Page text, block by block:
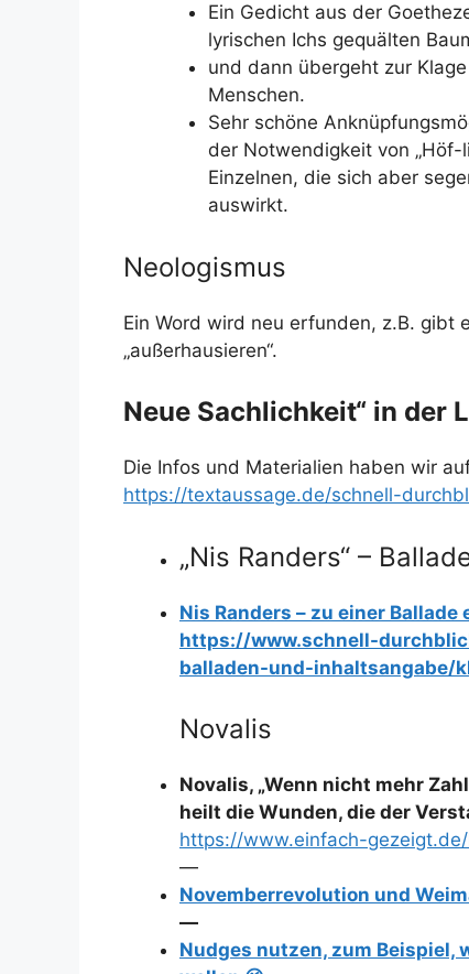
Ein Gedicht aus der
lyrischen Ichs gequälten
und dann übergeht zur
Menschen.
Sehr schöne
der Notwendigkeit von „Höf-
Einzelnen, die sich aber
auswirkt.
Neologismus
Ein Word wird neu erfunden, z.B. gibt
„außerhausieren“.
Neue Sachlichkeit“ in der
Die Infos und Materialien haben wir
https://textaussage.de/schnell-
„Nis Randers“ –
Nis Randers – zu einer
https://www.schnell-
balladen-und-inhaltsangabe/
Novalis
Novalis, „Wenn nicht mehr
heilt die Wunden, die der
https://www.einfach-
—
Novemberrevolution und
—
Nudges nutzen, zum Beispiel,